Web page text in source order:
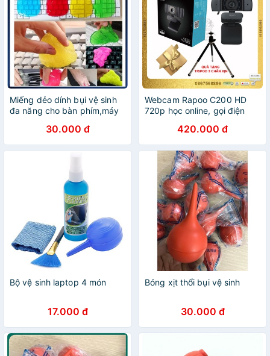
Miếng dẻo dính bụi vệ sinh
đa năng cho bàn phím,máy
30.000 đ
Webcam Rapoo C200 HD
720p học online, gọi điện
tuyến, Live Stream Hàng
chính hãng, cắm là chạy
420.000 đ
Bộ vệ sinh laptop 4 món
17.000 đ
Bóng xịt thổi bụi vệ sinh
30.000 đ